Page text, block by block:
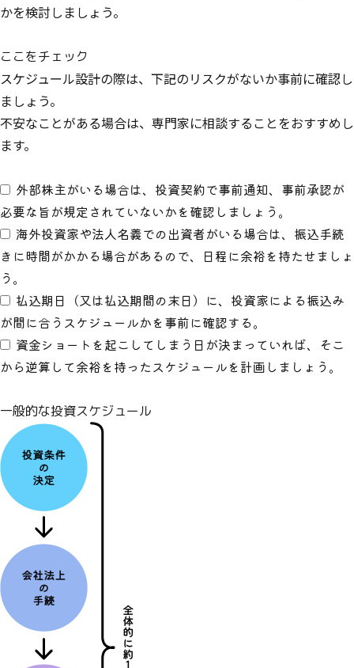
かを検討しましょう。
ここをチェック
スケジュール設計の際は、下記のリスクがないか事前に確認し
ましょう。
不安なことがある場合は、専門家に相談することをおすすめし
ます。
外部株主がいる場合は、投資契約で事前通知、事前承認が
必要な旨が規定されていないかを確認しましょう。
海外投資家や法人名義での出資者がいる場合は、振込手続
きに時間がかかる場合があるので、日程に余裕を持たせましょ
う。
払込期日（又は払込期間の末日）に、投資家による振込み
が間に合うスケジュールかを事前に確認する。
資金ショートを起こしてしまう日が決まっていれば、そこ
から逆算して余裕を持ったスケジュールを計画しましょう。
一般的な投資スケジュール